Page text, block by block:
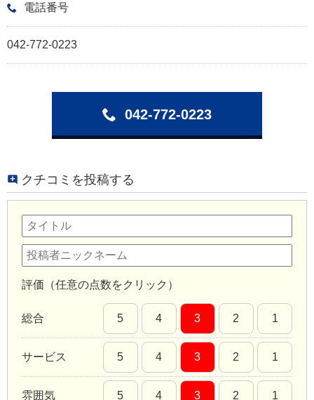
電話番号
042-772-0223
042-772-0223
クチコミを投稿する
評価（任意の点数をクリック）
総合 5 4 3 2 1
サービス 5 4 3 2 1
雰囲気 5 4 3 2 1